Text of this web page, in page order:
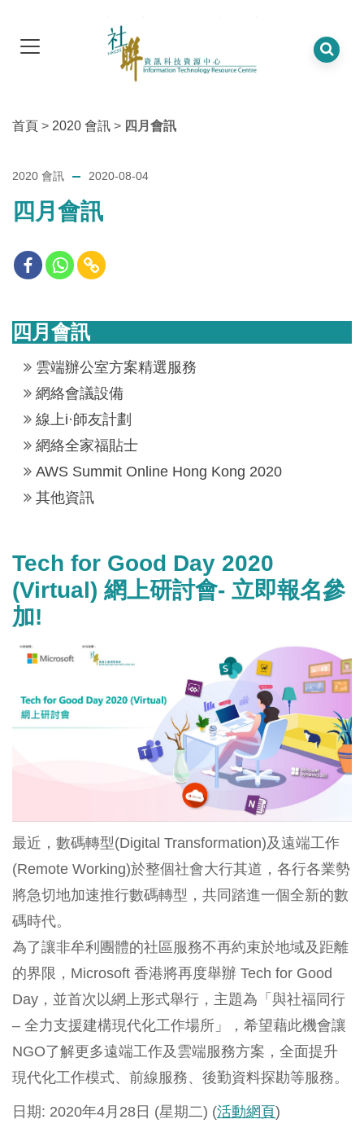
首頁 > 2020 會訊 > 四月會訊
2020 會訊 2020-08-04
四月會訊
四月會訊
雲端辦公室方案精選服務
網絡會議設備
線上i·師友計劃
網絡全家福貼士
AWS Summit Online Hong Kong 2020
其他資訊
Tech for Good Day 2020
(Virtual) 網上研討會- 立即報名參
加!
最近，數碼轉型(Digital Transformation)及遠端工作
(Remote Working)於整個社會大行其道，各行各業勢
將急切地加速推行數碼轉型，共同踏進一個全新的數
碼時代。
為了讓非牟利團體的社區服務不再約束於地域及距離
的界限，Microsoft 香港將再度舉辦 Tech for Good
Day，並首次以網上形式舉行，主題為「與社福同行
– 全力支援建構現代化工作場所」，希望藉此機會讓
NGO了解更多遠端工作及雲端服務方案，全面提升
現代化工作模式、前線服務、後勤資料探勘等服務。
日期: 2020年4月28日 (星期二) (活動網頁)